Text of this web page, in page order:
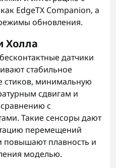
EdgeTX Companion, а
обновления.
Холла
датчики
стабильное
стиков, минимальную
сдвигам и
с
Такие сенсоры дают
перемещений
плавность и
моделью.